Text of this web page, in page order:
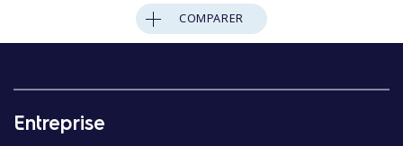
COMPARER
Entreprise